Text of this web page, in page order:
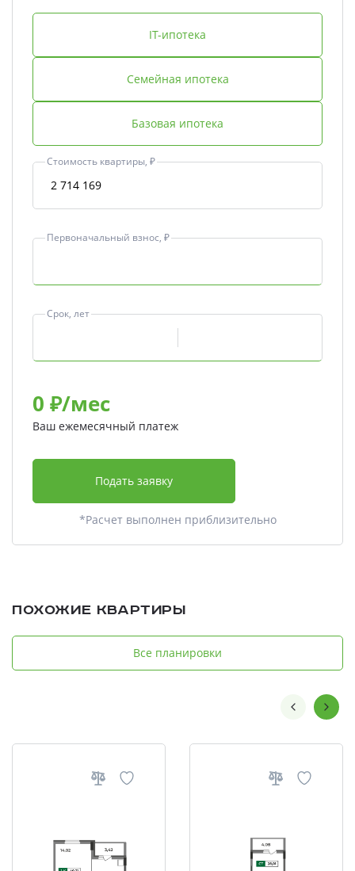
IT-ипотека
Семейная ипотека
Базовая ипотека
Стоимость квартиры, ₽
Первоначальный взнос, ₽
Срок, лет
0 ₽/мес
Ваш ежемесячный платеж
Подать заявку
*Расчет выполнен приблизительно
Похожие квартиры
Все планировки